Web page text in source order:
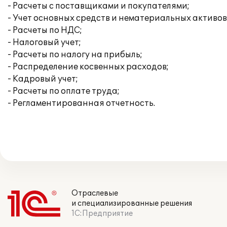
- Расчеты с поставщиками и покупателями;
- Учет основных средств и нематериальных
- Расчеты по НДС;
- Налоговый учет;
- Расчеты по налогу на прибыль;
- Распределение косвенных расходов;
- Кадровый учет;
- Расчеты по оплате труда;
- Регламентированная отчетность.
Отраслевые
и специализированные решения
1С:Предприятие